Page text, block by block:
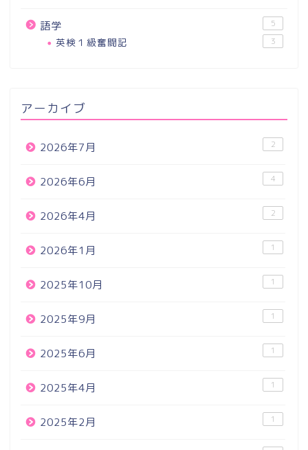
語学 5
英検１級奮闘記 3
アーカイブ
2026年7月 2
2026年6月 4
2026年4月 2
2026年1月 1
2025年10月 1
2025年9月 1
2025年6月 1
2025年4月 1
2025年2月 1